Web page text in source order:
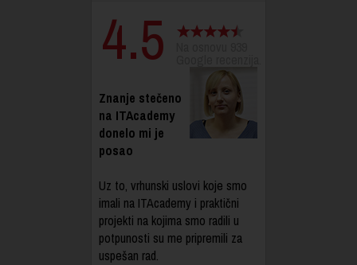
4.5
Znanje stečeno
na ITAcademy
donelo mi je
posao
Uz to, vrhunski uslovi koje smo
imali na ITAcademy i praktični
projekti na kojima smo radili u
potpunosti su me pripremili za
uspešan rad.